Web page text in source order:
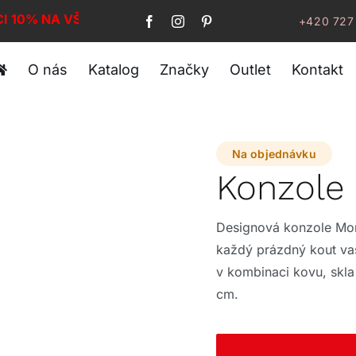
10% NA VŠE! +420
O nás Katalog Značky Outlet Kontakt
Na objednávku
Konzole
Designová konzole
každý prázdný kout
v kombinaci kovu,
cm.